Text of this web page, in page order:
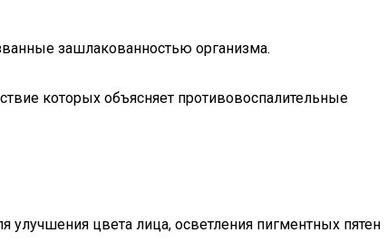
зашлакованностью организма.
которых объясняет противовоспалительные
улучшения цвета лица, осветления пигментных пятен